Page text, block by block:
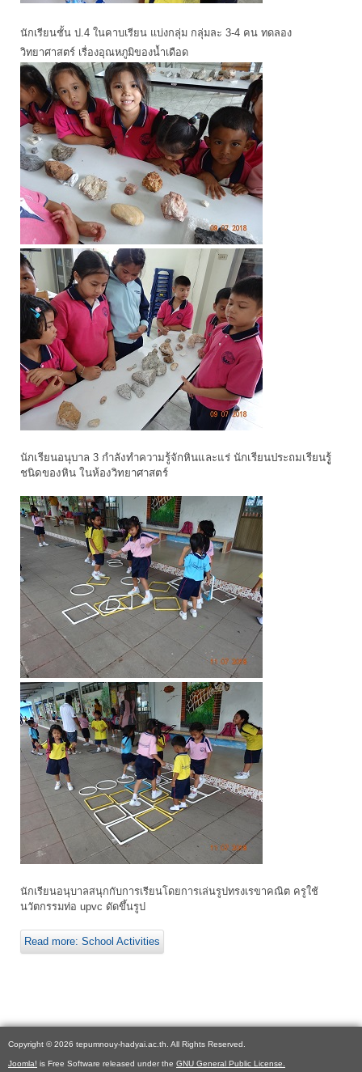
นักเรียนชั้น ป.4 ในคาบเรียน แบ่งกลุ่ม กลุ่มละ 3-4 คน ทดลอง
วิทยาศาสตร์ เรื่องอุณหภูมิของน้ำเดือด
นักเรียนอนุบาล 3 กำลังทำความรู้จักหินและแร่ นักเรียนประถมเรียนรูู้
ชนิดของหิน ในห้องวิทยาศาสตร์
นักเรียนอนุบาลสนุกกับการเรียนโดยการเล่นรูปทรงเรขาคณิต ครูใช้
นวัตกรรมท่อ upvc ดัดขึ้นรูป
Read more: School Activities
Copyright © 2026 tepumnouy-hadyai.ac.th. All Rights Reserved.
Joomla! is Free Software released under the GNU General Public License.